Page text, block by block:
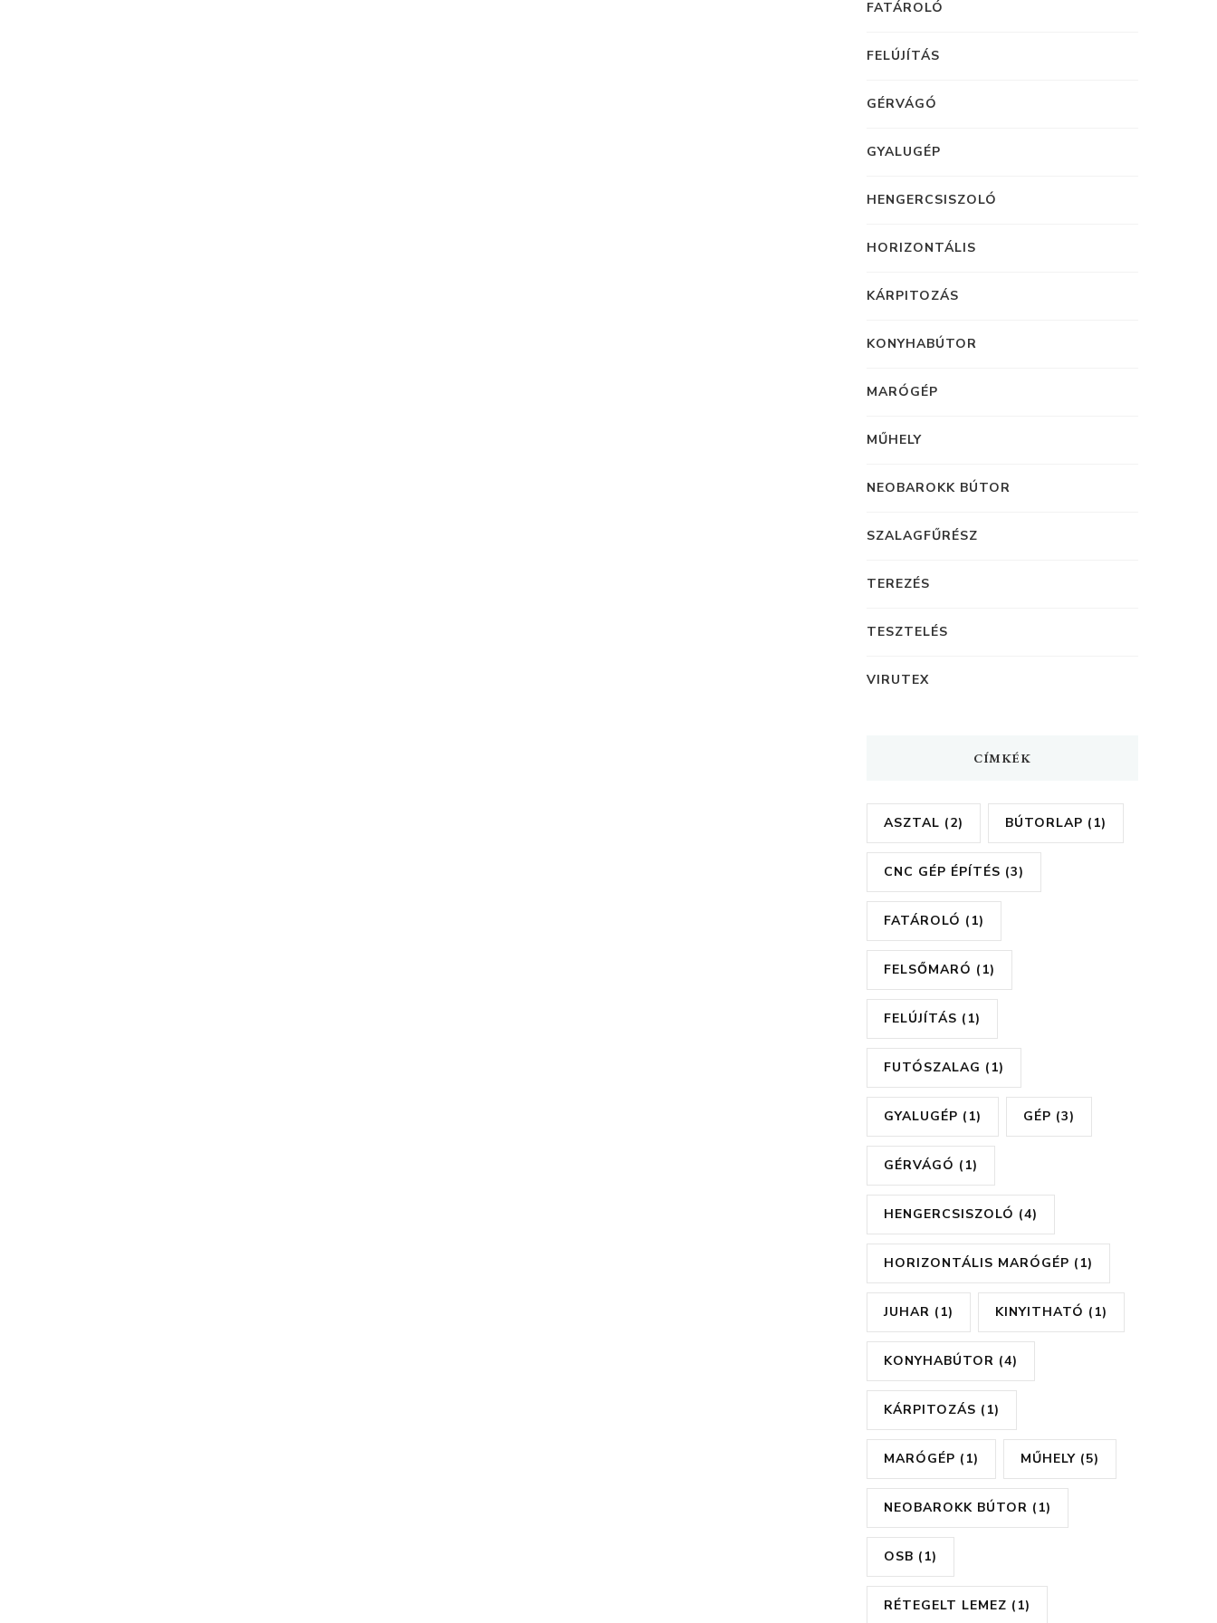
FATÁROLÓ
FELÚJÍTÁS
GÉRVÁGÓ
GYALUGÉP
HENGERCSISZOLÓ
HORIZONTÁLIS
KÁRPITOZÁS
KONYHABÚTOR
MARÓGÉP
MŰHELY
NEOBAROKK BÚTOR
SZALAGFŰRÉSZ
TEREZÉS
TESZTELÉS
VIRUTEX
CÍMKÉK
ASZTAL (2) BÚTORLAP (1)
CNC GÉP ÉPÍTÉS (3)
FATÁROLÓ (1)
FELSŐMARÓ (1)
FELÚJÍTÁS (1)
FUTÓSZALAG (1)
GYALUGÉP (1) GÉP (3)
GÉRVÁGÓ (1)
HENGERCSISZOLÓ (4)
HORIZONTÁLIS MARÓGÉP (1)
JUHAR (1) KINYITHATÓ (1)
KONYHABÚTOR (4)
KÁRPITOZÁS (1)
MARÓGÉP (1) MŰHELY (5)
NEOBAROKK BÚTOR (1)
OSB (1)
RÉTEGELT LEMEZ (1)